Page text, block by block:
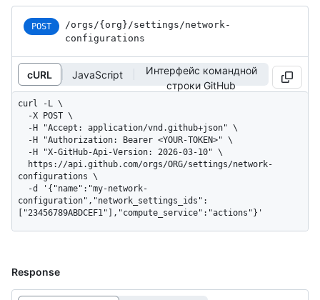
POST /orgs/{org}/settings/network-
configurations
cURL JavaScript
Интерфейс командной
строки GitHub
curl -L \
configurations \
configuration","network_settings_ids":
["23456789ABDCEF1"],"compute_service":"actions"}'
Response